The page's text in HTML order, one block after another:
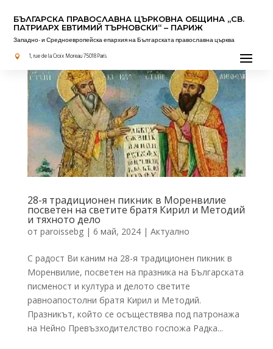
БЪЛГАРСКА ПРАВОСЛАВНА ЦЪРКОВНА OБЩИНА „СВ.
ПАТРИАРХ ЕВТИМИЙ ТЪРНОВСКИ“ – ПАРИЖ
Западно- и Средноевропейска епархия на Българската православна църква
 1, rue de la Croix Moreau 75018 Paris
28-я традиционен пикник в Моренвилие
посветен на светите братя Кирил и Методий
и тяхното дело
от paroissebg| 6 май, 2024| Актуално
С радост Ви каним на 28-я традиционен пикник в
Моренвилие, посветен на празника на Българската
писменост и култура и делото светите
равноапостолни братя Кирил и Методий.
Празникът, който се осъществява под патронажа
на Нейно Превъзходителство госпожа Радка...